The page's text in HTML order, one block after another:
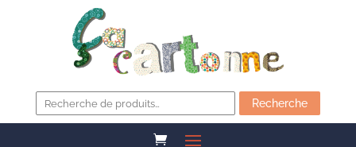
pour :
Recherche